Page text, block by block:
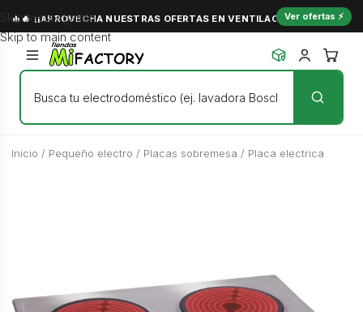
🔥🔥 ¡¡APROVECHA NUESTRAS OFERTAS EN VENTILACIÓN Y NO
Ver ofertas ⚡
Skip to navigation
Skip to main content
Inicio / Pequeño electro / Placas sobremesa / Placa electrica